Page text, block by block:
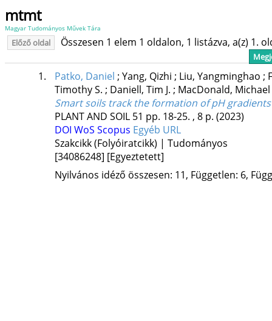
mtmt
Magyar Tudományos Művek Tára
Előző oldal Összesen 1 elem 1 oldalon, 1 listázva, a(z) 1.
1. Patko, Daniel ; Yang, Qizhi ; Liu, Yangminghao ;
Timothy S. ; Daniell, Tim J. ; MacDonald,
Smart soils track the formation of pH
PLANT AND SOIL 51 pp. 18-25. , 8 p. (2023)
DOI WoS Scopus Egyéb URL
Szakcikk (Folyóiratcikk) | Tudományos
[34086248] [Egyeztetett]
Nyilvános idéző összesen: 11, Független: 6,